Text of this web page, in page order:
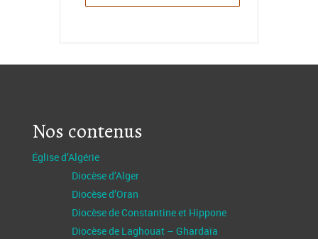
Nos contenus
Église d’Algérie
Diocèse d’Alger
Diocèse d’Oran
Diocèse de Constantine et Hippone
Diocèse de Laghouat – Ghardaïa